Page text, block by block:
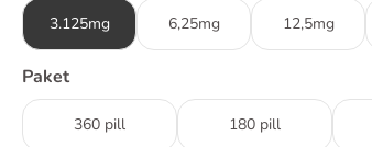
3.125mg 6,25mg 12,5mg
Paket
360 pill 180 pill